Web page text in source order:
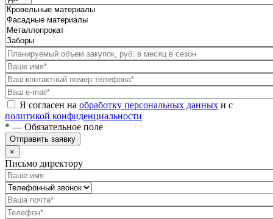
Я согласен на обработку персональных данных и с
политикой конфиденциальности
* — Обязательное поле
Отправить заявку
×
Письмо директору